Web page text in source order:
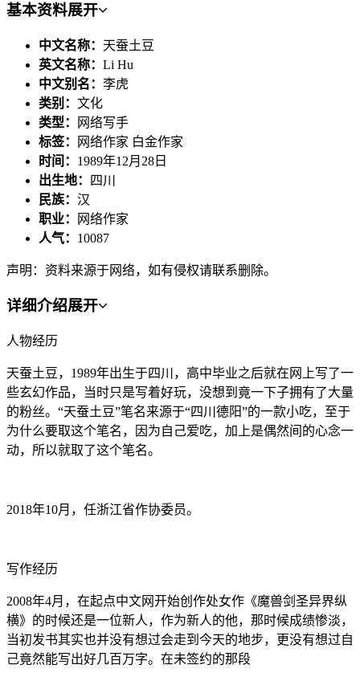
基本资料展开
中文名称： 天蚕土豆
英文名称： Li Hu
中文别名： 李虎
类别： 文化
类型：
网络写手
标签：
网络作家 白金作家
时间： 1989年12月28日
出生地：
四川
民族： 汉
职业：
网络作家
人气： 10087
声明：资料来源于网络，如有侵权请联系删除。
详细介绍展开
人物经历
天蚕土豆，1989年出生于四川，高中毕业之后就在网上写了一
些玄幻作品，当时只是写着好玩，没想到竟一下子拥有了大量
的粉丝。“天蚕土豆”笔名来源于“四川德阳”的一款小吃，至于
为什么要取这个笔名，因为自己爱吃，加上是偶然间的心念一
动，所以就取了这个笔名。
2018年10月，任浙江省作协委员。
写作经历
2008年4月，在起点中文网开始创作处女作《魔兽剑圣异界纵
横》的时候还是一位新人，作为新人的他，那时候成绩惨淡，
当初发书其实也并没有想过会走到今天的地步，更没有想过自
己竟然能写出好几百万字。在未签约的那段